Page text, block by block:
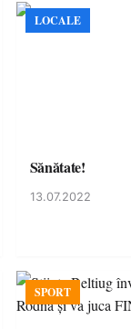
LOCALE
Sănătate!
13.07.2022
SPORT